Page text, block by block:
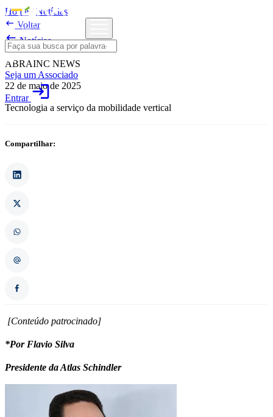
Seja um Associado
Entrarlogin
Home/Notícias
 Voltar
Notícias
ABRAINC NEWS
22 de maio de 2025
Tecnologia a serviço da mobilidade vertical
Compartilhar:
[Conteúdo patrocinado]
*Por Flavio Silva
Presidente da Atlas Schindler